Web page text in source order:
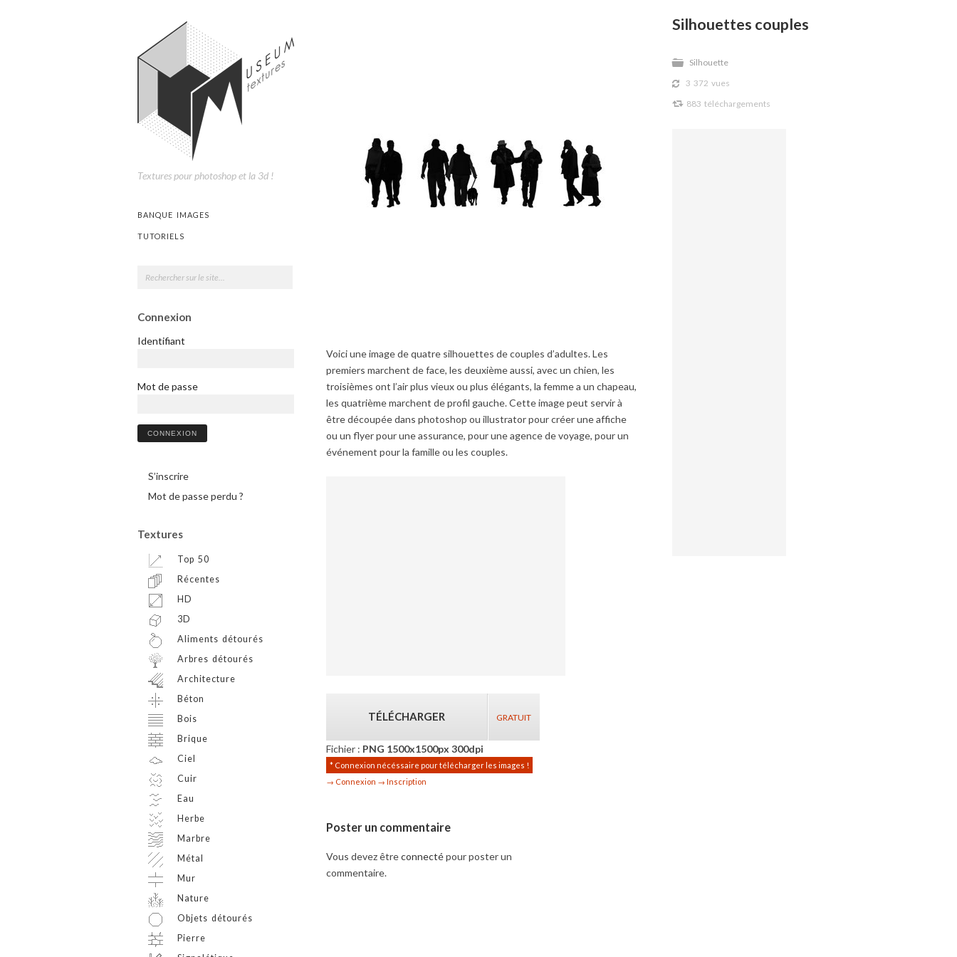
Textures pour photoshop et la 3d !
BANQUE IMAGES
TUTORIELS
Connexion
Identifiant
Mot de passe
S’inscrire
Mot de passe perdu ?
Textures
Top 50
Récentes
HD
3D
Aliments détourés
Arbres détourés
Architecture
Béton
Bois
Brique
Ciel
Cuir
Eau
Herbe
Marbre
Métal
Mur
Nature
Objets détourés
Pierre
Silhouettes couples
F
Silhouette
V 3 372 vues
J 883 téléchargements
Voici une image de quatre silhouettes de couples d’adultes. Les
premiers marchent de face, les deuxième aussi, avec un chien, les
troisièmes ont l’air plus vieux ou plus élégants, la femme a un chapeau,
les quatrième marchent de profil gauche. Cette image peut servir à
être découpée dans photoshop ou illustrator pour créer une affiche
ou un flyer pour une assurance, pour une agence de voyage, pour un
événement pour la famille ou les couples.
TÉLÉCHARGER GRATUIT
Fichier : PNG 1500x1500px 300dpi
* Connexion nécéssaire pour télécharger les images !
→ Connexion → Inscription
Poster un commentaire
Vous devez êtreconnectépour poster un
commentaire.